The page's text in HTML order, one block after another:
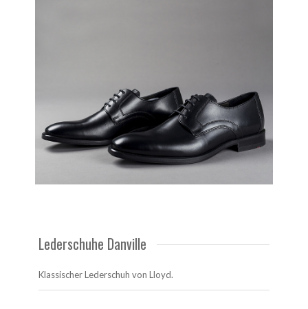
Lederschuhe Danville
Klassischer Lederschuh von Lloyd.